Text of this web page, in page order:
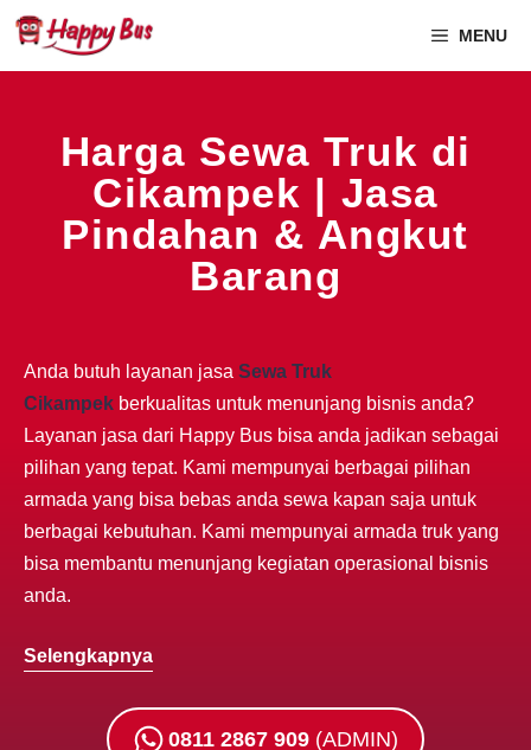
MENU
Harga Sewa Truk di
Cikampek | Jasa
Pindahan & Angkut
Barang
Anda butuh layanan jasa Sewa Truk
Cikampek berkualitas untuk menunjang bisnis anda?
Layanan jasa dari Happy Bus bisa anda jadikan sebagai
pilihan yang tepat. Kami mempunyai berbagai pilihan
armada yang bisa bebas anda sewa kapan saja untuk
berbagai kebutuhan. Kami mempunyai armada truk yang
bisa membantu menunjang kegiatan operasional bisnis
anda.
Selengkapnya
0811 2867 909 (ADMIN)